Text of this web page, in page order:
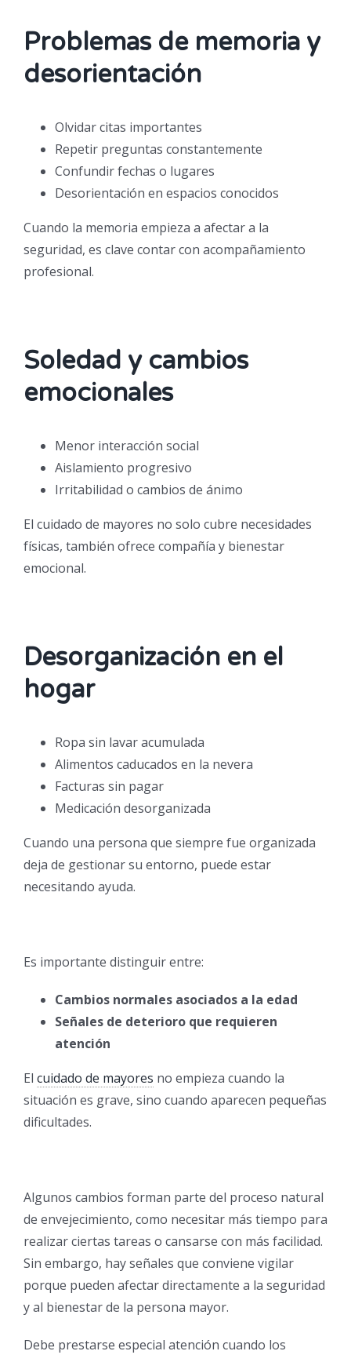
Problemas de memoria y
desorientación
Olvidar citas importantes
Repetir preguntas constantemente
Confundir fechas o lugares
Desorientación en espacios conocidos
Cuando la memoria empieza a afectar a la
seguridad, es clave contar con acompañamiento
profesional.
Soledad y cambios
emocionales
Menor interacción social
Aislamiento progresivo
Irritabilidad o cambios de ánimo
El cuidado de mayores no solo cubre necesidades
físicas, también ofrece compañía y bienestar
emocional.
Desorganización en el
hogar
Ropa sin lavar acumulada
Alimentos caducados en la nevera
Facturas sin pagar
Medicación desorganizada
Cuando una persona que siempre fue organizada
deja de gestionar su entorno, puede estar
necesitando ayuda.
Es importante distinguir entre:
Cambios normales asociados a la edad
Señales de deterioro que requieren
atención
El cuidado de mayores no empieza cuando la
situación es grave, sino cuando aparecen pequeñas
dificultades.
Algunos cambios forman parte del proceso natural
de envejecimiento, como necesitar más tiempo para
realizar ciertas tareas o cansarse con más facilidad.
Sin embargo, hay señales que conviene vigilar
porque pueden afectar directamente a la seguridad
y al bienestar de la persona mayor.
Debe prestarse especial atención cuando los